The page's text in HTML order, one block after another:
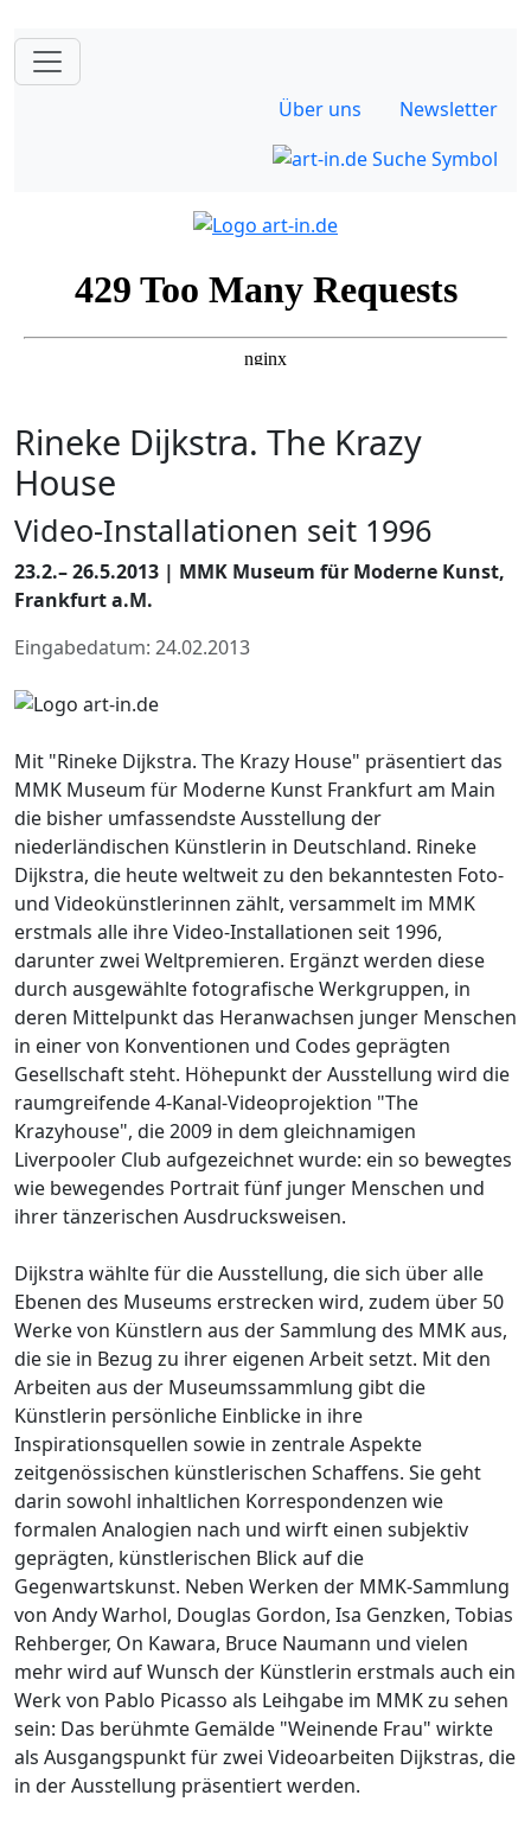
Über uns Newsletter
Rineke Dijkstra. The Krazy
House
Video-Installationen seit 1996
23.2.– 26.5.2013 | MMK Museum für Moderne Kunst,
Frankfurt a.M.
Eingabedatum: 24.02.2013
Mit "Rineke Dijkstra. The Krazy House" präsentiert das
MMK Museum für Moderne Kunst Frankfurt am Main
die bisher umfassendste Ausstellung der
niederländischen Künstlerin in Deutschland. Rineke
Dijkstra, die heute weltweit zu den bekanntesten Foto-
und Videokünstlerinnen zählt, versammelt im MMK
erstmals alle ihre Video-Installationen seit 1996,
darunter zwei Weltpremieren. Ergänzt werden diese
durch ausgewählte fotografische Werkgruppen, in
deren Mittelpunkt das Heranwachsen junger Menschen
in einer von Konventionen und Codes geprägten
Gesellschaft steht. Höhepunkt der Ausstellung wird die
raumgreifende 4-Kanal-Videoprojektion "The
Krazyhouse", die 2009 in dem gleichnamigen
Liverpooler Club aufgezeichnet wurde: ein so bewegtes
wie bewegendes Portrait fünf junger Menschen und
ihrer tänzerischen Ausdrucksweisen.
Dijkstra wählte für die Ausstellung, die sich über alle
Ebenen des Museums erstrecken wird, zudem über 50
Werke von Künstlern aus der Sammlung des MMK aus,
die sie in Bezug zu ihrer eigenen Arbeit setzt. Mit den
Arbeiten aus der Museumssammlung gibt die
Künstlerin persönliche Einblicke in ihre
Inspirationsquellen sowie in zentrale Aspekte
zeitgenössischen künstlerischen Schaffens. Sie geht
darin sowohl inhaltlichen Korrespondenzen wie
formalen Analogien nach und wirft einen subjektiv
geprägten, künstlerischen Blick auf die
Gegenwartskunst. Neben Werken der MMK-Sammlung
von Andy Warhol, Douglas Gordon, Isa Genzken, Tobias
Rehberger, On Kawara, Bruce Naumann und vielen
mehr wird auf Wunsch der Künstlerin erstmals auch ein
Werk von Pablo Picasso als Leihgabe im MMK zu sehen
sein: Das berühmte Gemälde "Weinende Frau" wirkte
als Ausgangspunkt für zwei Videoarbeiten Dijkstras, die
in der Ausstellung präsentiert werden.